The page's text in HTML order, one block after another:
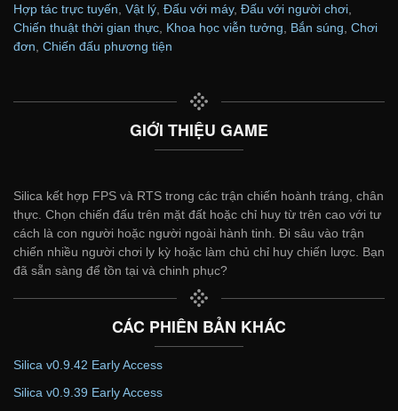
Hợp tác trực tuyến Vật lý Đấu với máy, Đấu với người chơi
Chiến thuật thời gian thực Khoa học viễn tưởng Bắn súng Chơi
đơn Chiến đấu phương tiện
GIỚI THIỆU GAME
Silica kết hợp FPS và RTS trong các trận chiến hoành tráng, chân
thực. Chọn chiến đấu trên mặt đất hoặc chỉ huy từ trên cao với tư
cách là con người hoặc người ngoài hành tinh. Đi sâu vào trận
chiến nhiều người chơi ly kỳ hoặc làm chủ chỉ huy chiến lược. Bạn
đã sẵn sàng để tồn tại và chinh phục?
CÁC PHIÊN BẢN KHÁC
Silica v0.9.42 Early Access
Silica v0.9.39 Early Access